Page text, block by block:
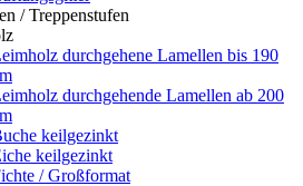
/ Treppenstufen
durchgehene Lamellen bis 190
durchgehende Lamellen ab 200
keilgezinkt
keilgezinkt
/ Großformat